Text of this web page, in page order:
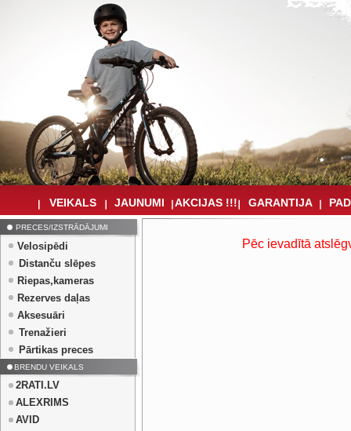
VEIKALS JAUNUMI AKCIJAS !!! GARANTIJA
PRECES/IZSTRĀDĀJUMI
Velosipēdi
Distanču slēpes
Riepas,kameras
Rezerves daļas
Aksesuāri
Trenažieri
Pārtikas preces
BRENDU VEIKALS
2RATI.LV
ALEXRIMS
AVID
Pēc ievadītā